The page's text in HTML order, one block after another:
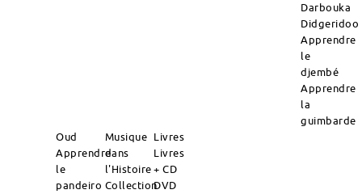
Darbouka
Didgeridoo
Apprendre
le
djembé
Apprendre
la
guimbarde
Oud
Apprendre
le
pandeiro
Musique
dans
l'Histoire
Collection
Livres
Livres
+ CD
DVD